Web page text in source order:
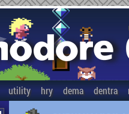
utility hry dema dentra